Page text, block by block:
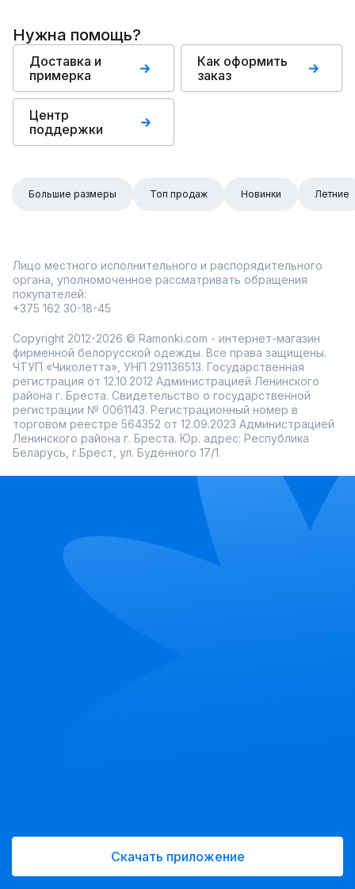
Нужна помощь?
Доставка и
примерка
Как оформить
заказ
Центр
поддержки
Большие размеры Топ продаж Новинки Летние
Лицо местного исполнительного и распорядительного
органа, уполномоченное рассматривать обращения
покупателей:
+375 162 30-18-45
Copyright 2012-2026 © Ramonki.com - интернет-магазин
фирменной белорусской одежды. Все права защищены.
ЧТУП «Чиколетта», УНП 291136513. Государственная
регистрация от 12.10.2012 Администрацией Ленинского
района г. Бреста. Свидетельство о государственной
регистрации № 0061143. Регистрационный номер в
торговом реестре 564352 от 12.09.2023 Администрацией
Ленинского района г. Бреста. Юр. адрес: Республика
Беларусь, г.Брест, ул. Буденного 17/1.
Скачать приложение